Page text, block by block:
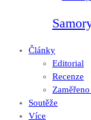
Články
Editorial
Recenze
Zaměřeno
Soutěže
Více